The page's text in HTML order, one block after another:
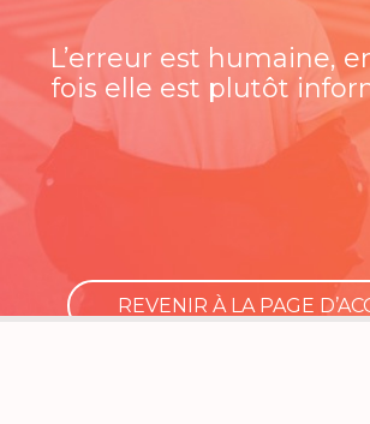
L’erreur est humaine,
fois elle est plutôt
REVENIR À LA PAGE